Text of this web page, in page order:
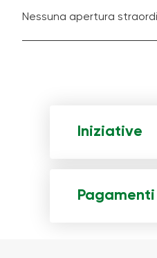
Nessuna apertura
Iniziative
Pagamenti